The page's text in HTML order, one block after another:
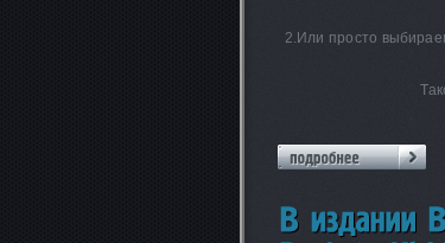
2.Или просто